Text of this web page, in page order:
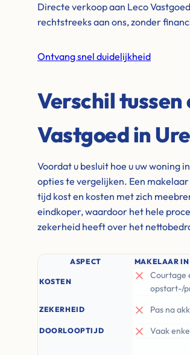
Directe verkoop aan Leco
rechtstreeks aan ons, zonder
Ontvang snel duidelijkheid
Verschil tussen
Vastgoed in
Voordat u besluit hoe u uw woning
opties te vergelijken. Een
tijd kost en kosten met zich
eindkoper, waardoor het hele
zekerheid heeft over het
ASPECT MAKELAAR IN
KOSTEN
Courtage
opstart-/
ZEKERHEID Pas na
DOORLOOPTIJD Vaak